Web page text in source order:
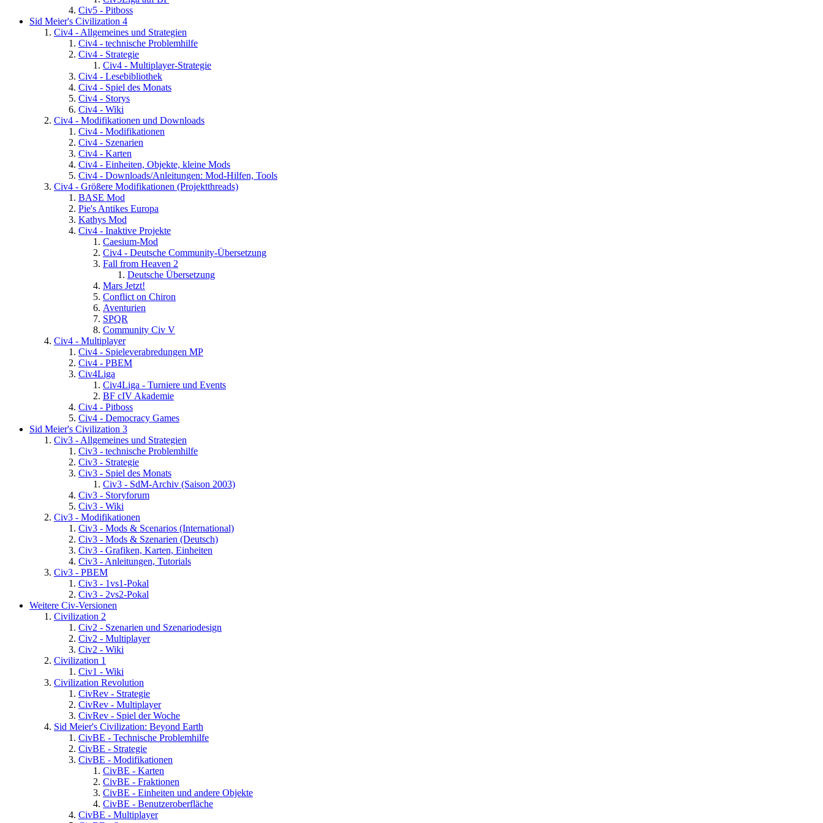
Civ5 - Pitboss
Sid Meier's Civilization 4
Civ4 - Allgemeines und Strategien
Civ4 - technische Problemhilfe
Civ4 - Strategie
Civ4 - Multiplayer-Strategie
Civ4 - Lesebibliothek
Civ4 - Spiel des Monats
Civ4 - Storys
Civ4 - Wiki
Civ4 - Modifikationen und Downloads
Civ4 - Modifikationen
Civ4 - Szenarien
Civ4 - Karten
Civ4 - Einheiten, Objekte, kleine Mods
Civ4 - Downloads/Anleitungen: Mod-Hilfen, Tools
Civ4 - Größere Modifikationen (Projektthreads)
BASE Mod
Pie's Antikes Europa
Kathys Mod
Civ4 - Inaktive Projekte
Caesium-Mod
Civ4 - Deutsche Community-Übersetzung
Fall from Heaven 2
Deutsche Übersetzung
Mars Jetzt!
Conflict on Chiron
Aventurien
SPQR
Community Civ V
Civ4 - Multiplayer
Civ4 - Spieleverabredungen MP
Civ4 - PBEM
Civ4Liga
Civ4Liga - Turniere und Events
BF cIV Akademie
Civ4 - Pitboss
Civ4 - Democracy Games
Sid Meier's Civilization 3
Civ3 - Allgemeines und Strategien
Civ3 - technische Problemhilfe
Civ3 - Strategie
Civ3 - Spiel des Monats
Civ3 - SdM-Archiv (Saison 2003)
Civ3 - Storyforum
Civ3 - Wiki
Civ3 - Modifikationen
Civ3 - Mods & Scenarios (International)
Civ3 - Mods & Szenarien (Deutsch)
Civ3 - Grafiken, Karten, Einheiten
Civ3 - Anleitungen, Tutorials
Civ3 - PBEM
Civ3 - 1vs1-Pokal
Civ3 - 2vs2-Pokal
Weitere Civ-Versionen
Civilization 2
Civ2 - Szenarien und Szenariodesign
Civ2 - Multiplayer
Civ2 - Wiki
Civilization 1
Civ1 - Wiki
Civilization Revolution
CivRev - Strategie
CivRev - Multiplayer
CivRev - Spiel der Woche
Sid Meier's Civilization: Beyond Earth
CivBE - Technische Problemhilfe
CivBE - Strategie
CivBE - Modifikationen
CivBE - Karten
CivBE - Fraktionen
CivBE - Einheiten und andere Objekte
CivBE - Benutzeroberfläche
CivBE - Multiplayer